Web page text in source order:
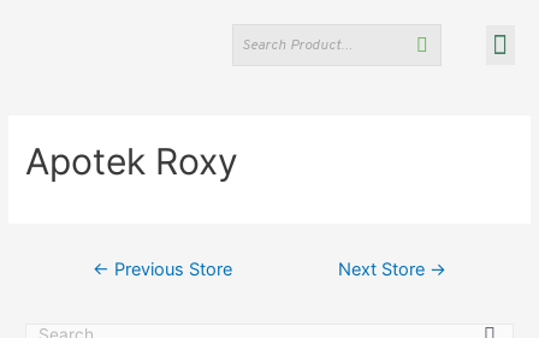
Apotek Roxy
← Previous Store Next Store →